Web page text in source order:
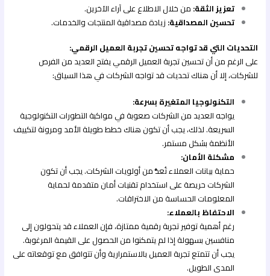
تعزيز الثقة: من خلال الاطلاع على آراء الآخرين.
تحسين المصداقية: زيادة مصداقية المنتجات والخدمات.
التحديات التي قد تواجه تحسين تجربة العميل الرقمي:
على الرغم من أن تحسين تجربة العميل الرقمي يفتح العديد من الفرص
للشركات، إلا أن هناك تحديات قد تواجه الشركات في هذا السياق:
التكنولوجيا المتغيرة بسرعة:
يواجه العديد من الشركات صعوبة في مواكبة التطورات التكنولوجية
السريعة. لذلك، يجب أن تكون هناك خطط طويلة الأمد ومرونة لتكييف
الأنظمة بشكل مستمر.
مشكلة الأمان:
حماية بيانات العملاء تُعدُّ من أولويات الشركات. يجب أن تكون
الشركات حريصة على استخدام تقنيات أمان متقدمة لحماية
المعلومات الحساسة من الاختراقات.
الاحتفاظ بالعملاء:
رغم أهمية توفير تجربة رقمية ممتازة، فإن العملاء قد يتحولون إلى
منافسين بسهولة إذا لم يتمكنوا من الحصول على القيمة المرغوبة.
يجب أن تتمتع تجربة العميل بالاستمرارية وأن تتوافق مع توقعاته على
المدى الطويل.